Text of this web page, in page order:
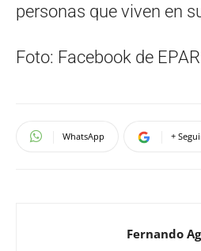
personas que viven en
Foto: Facebook de
WhatsApp +
Fernando